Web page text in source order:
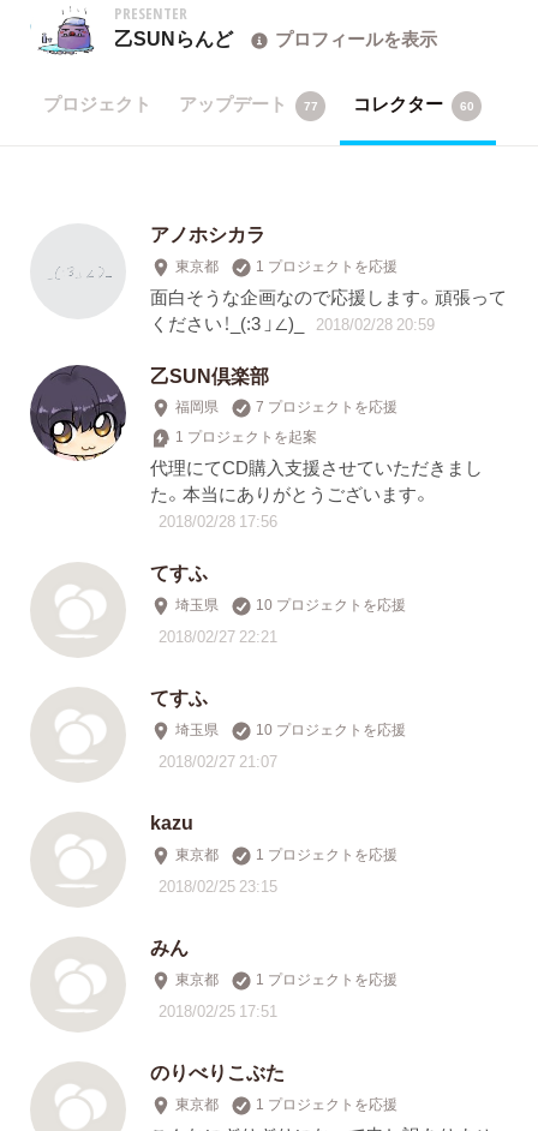
PRESENTER
乙SUNらんど プロフィールを表示
プロジェクト アップデート 77 コレクター 60
アノホシカラ
東京都 1 プロジェクトを応援
面白そうな企画なので応援します。頑張って
ください！_(:3 」∠)_
2018/02/28 20:59
乙SUN倶楽部
福岡県
7 プロジェクトを応援
1 プロジェクトを起案
代理にてCD購入支援させていただきまし
た。本当にありがとうございます。
2018/02/28 17:56
てすふ
埼玉県 10 プロジェクトを応援
2018/02/27 22:21
てすふ
埼玉県 10 プロジェクトを応援
2018/02/27 21:07
kazu
東京都 1 プロジェクトを応援
2018/02/25 23:15
みん
東京都 1 プロジェクトを応援
2018/02/25 17:51
のりべりこぶた
東京都 1 プロジェクトを応援